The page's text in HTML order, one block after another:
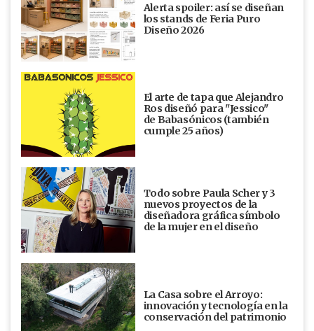
Alerta spoiler: así se diseñan
los stands de Feria Puro
Diseño 2026
El arte de tapa que Alejandro
Ros diseñó para "Jessico"
de Babasónicos (también
cumple 25 años)
Todo sobre Paula Scher y 3
nuevos proyectos de la
diseñadora gráfica símbolo
de la mujer en el diseño
La Casa sobre el Arroyo:
innovación y tecnología en la
conservación del patrimonio